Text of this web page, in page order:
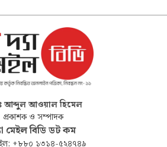
আব্দুল আওয়াল হিমেল
প্রকাশক ও সম্পাদক
মেইল বিডি ডট কম
+৮৮০ ১৩১৪-৫২৪৭৪৯